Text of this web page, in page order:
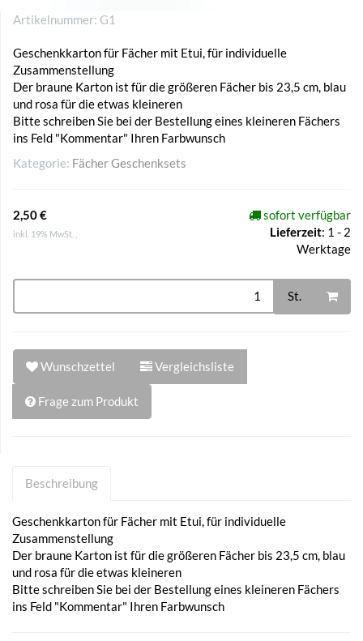
Artikelnummer: G1
Geschenkkarton für Fächer mit Etui, für individuelle
Zusammenstellung
Der braune Karton ist für die größeren Fächer bis 23,5 cm, blau
und rosa für die etwas kleineren
Bitte schreiben Sie bei der Bestellung eines kleineren Fächers
ins Feld "Kommentar" Ihren Farbwunsch
Kategorie: Fächer Geschenksets
2,50 €
inkl. 19% MwSt. ,
sofort verfügbar
Lieferzeit: 1 - 2
Werktage
St.
Wunschzettel Vergleichsliste
Frage zum Produkt
Beschreibung
Geschenkkarton für Fächer mit Etui, für individuelle
Zusammenstellung
Der braune Karton ist für die größeren Fächer bis 23,5 cm, blau
und rosa für die etwas kleineren
Bitte schreiben Sie bei der Bestellung eines kleineren Fächers
ins Feld "Kommentar" Ihren Farbwunsch